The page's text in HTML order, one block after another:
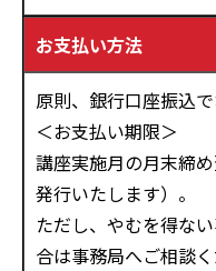
お支払い方法
原則、銀行口座振込
＜お支払い期限＞
講座実施月の月末締
発行いたします）。
ただし、やむを得な
合は事務局へご相談